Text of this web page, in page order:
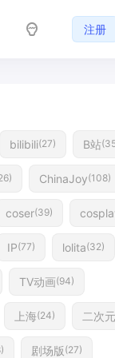
注册
bilibili(27) B站
ChinaJoy(108)
coser(39)
IP(77) lolita(32)
TV动画(94)
上海(24) 二次元
剧场版(27)